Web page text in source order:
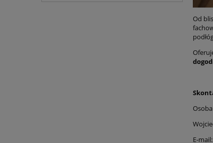
Od
E-mail: